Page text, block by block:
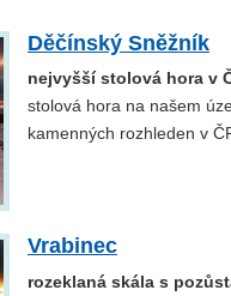
Děčínský Sněžník
nejvyšší stolová hora v
stolová hora na našem
kamenných rozhleden v
Vrabinec
rozeklaná skála s